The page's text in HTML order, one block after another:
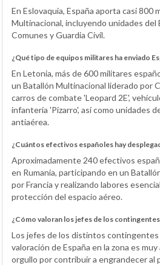
En Eslovaquia, España aporta casi 800
Multinacional, incluyendo unidades
Comunes y Guardia Civil.
¿Qué tipo de equipos militares ha enviado
En Letonia, más de 600 militares
un Batallón Multinacional liderado por
carros de combate 'Leopard 2E',
infantería 'Pizarro', así como unidades
antiaérea.
¿Cuántos efectivos españoles hay
Aproximadamente 240 efectivos
en Rumania, participando en un
por Francia y realizando labores
protección del espacio aéreo.
¿Cómo valoran los jefes de los
Los jefes de los distintos contingentes
valoración de España en la zona es
orgullo por contribuir a engrandecer al